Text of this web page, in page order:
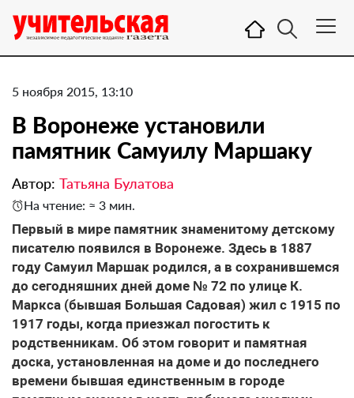
5 ноября 2015, 13:10
В Воронеже установили
памятник Самуилу Маршаку
Автор: Татьяна Булатова
На чтение: ≈ 3 мин.
Первый в мире памятник знаменитому детскому
писателю появился в Воронеже. Здесь в 1887
году Самуил Маршак родился, а в сохранившемся
до сегодняшних дней доме № 72 по улице К.
Маркса (бывшая Большая Садовая) жил с 1915 по
1917 годы, когда приезжал погостить к
родственникам. Об этом говорит и памятная
доска, установленная на доме и до последнего
времени бывшая единственным в городе